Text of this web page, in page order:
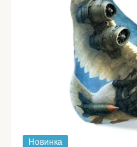
Новинка